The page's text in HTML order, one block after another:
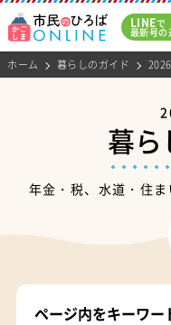
LINEで
最新号の
ホーム 暮らしのガイド
暮ら
年金・税、水道・住
ページ内をキーワー